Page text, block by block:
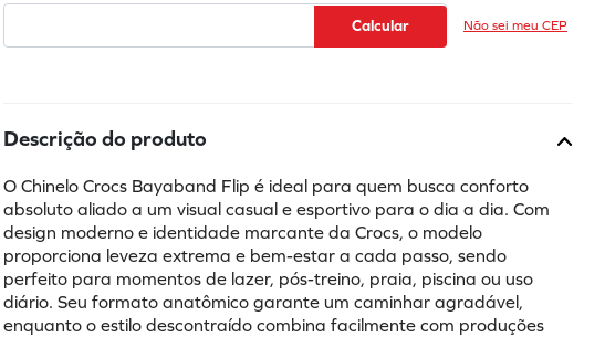
Não sei meu CEP
Descrição do produto
O Chinelo Crocs Bayaband Flip é ideal para quem busca conforto
absoluto aliado a um visual casual e esportivo para o dia a dia. Com
design moderno e identidade marcante da Crocs, o modelo
proporciona leveza extrema e bem-estar a cada passo, sendo
perfeito para momentos de lazer, pós-treino, praia, piscina ou uso
diário. Seu formato anatômico garante um caminhar agradável,
enquanto o estilo descontraído combina facilmente com produções